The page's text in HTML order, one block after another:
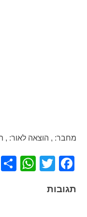
מחבר: , הוצאה לאור: ,
Twitter
תגובות